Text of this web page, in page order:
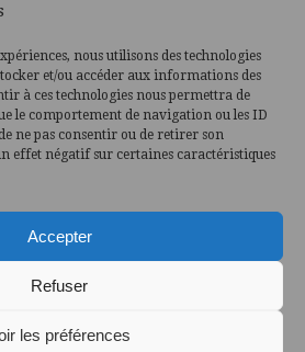
nous utilisons des technologies
et/ou accéder aux informations des
à ces technologies nous permettra de
le comportement de navigation ou les ID
ne pas consentir ou de retirer son
effet négatif sur certaines caractéristiques
Accepter
Refuser
les préférences
(UE) |Politique de confidentialité